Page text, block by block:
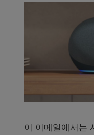
이 이메일에서는